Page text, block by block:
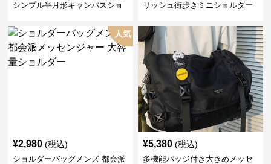
シンプル半月形キャンバスショ
リッシュ街歩きミニショルダー
人気
¥2,980 (税込)
ショルダーバッグメンズ 都会派
¥5,380 (税込)
多機能バッジ付き大きめメッセ